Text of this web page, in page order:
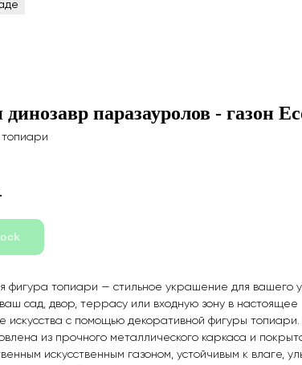
паразауролов - газон
топиари
фигура топиари — стильное украшение для вашего
сад, двор, террасу или входную зону в настоящее
искусства с помощью декоративной фигуры топиари.
из прочного металлического каркаса и
искусственным газоном, устойчивым к влаге,